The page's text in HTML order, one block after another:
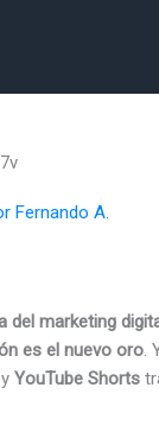
Fernando A.
del marketing
es el nuevo oro.
y YouTube Shorts